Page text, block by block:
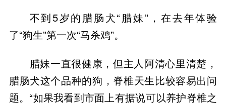
不到5岁的腊肠犬“腊妹”，在去年体验
了“狗生”第一次“马杀鸡”。
腊妹一直很健康，但主人阿清心里清楚，
腊肠犬这个品种的狗，脊椎天生比较容易出问
题。“如果我看到市面上有据说可以养护脊椎之